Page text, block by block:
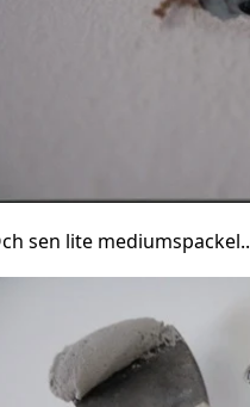
sen lite mediumspackel..